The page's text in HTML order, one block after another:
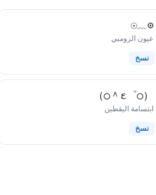
⊙﹏☉
عيون الزومبيكاوموجي
نسخ
（○゜ε＾○）
ابتسامة اليقطين
نسخ